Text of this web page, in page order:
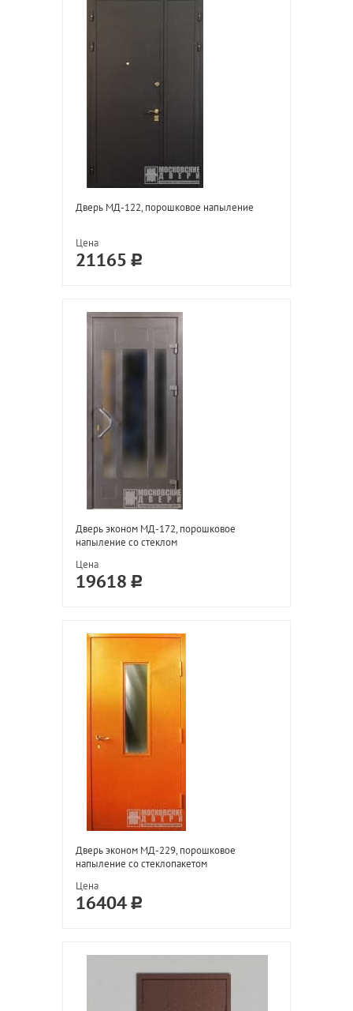
Дверь МД-122, порошковое напыление
Цена
21165
Дверь эконом МД-172, порошковое
напыление со стеклом
Цена
19618
Дверь эконом МД-229, порошковое
напыление со стеклопакетом
Цена
16404